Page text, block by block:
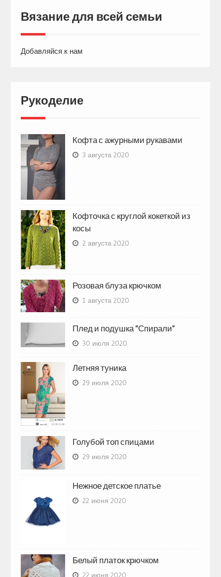
Вязание для всей семьи
Добавляйся к нам
Рукоделие
Кофта с ажурными рукавами
3 августа 2020
Кофточка с круглой кокеткой из
косы
2 августа 2020
Розовая блуза крючком
1 августа 2020
Плед и подушка “Спирали”
30 июля 2020
Летняя туника
29 июля 2020
Голубой топ спицами
29 июля 2020
Нежное детское платье
22 июня 2020
Белый платок крючком
22 июня 2020